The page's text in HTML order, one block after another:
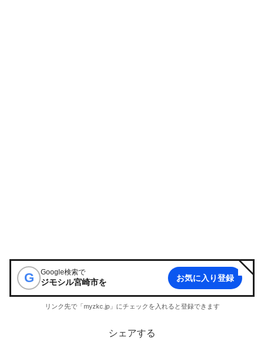
G Google検索で
ジモシル宮崎市を お気に入り登録
リンク先で「myzkc.jp」にチェックを入れると登録できます
シェアする